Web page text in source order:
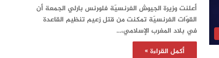
أعلنت وزيرة الجيوش الفرنسيّة فلورنس بارلي الجمعة أن
القوّات الفرنسيّة تمكنت من قتل زعيم تنظيم القاعدة
في بلاد المغرب الإسلامي،…
أكمل القراءة »